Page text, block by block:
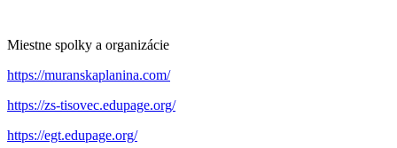
Miestne spolky a organizácie
https://muranskaplanina.com/
https://zs-tisovec.edupage.org/
https://egt.edupage.org/